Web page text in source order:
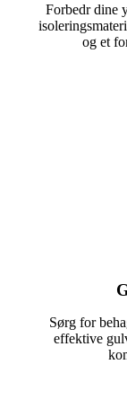
Forbedr dine
og et
Sørg for
effektive